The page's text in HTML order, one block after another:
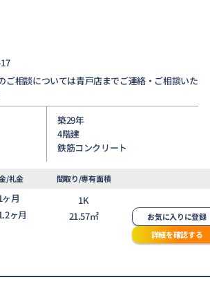
ご相談については青戸店までご連絡・ご相談いた
築29年
4階建
鉄筋コンクリート
/礼金 間取り/専有面積
ヶ月
ヶ月
1K
21.57㎡
お気に入りに登録
詳細を確認する